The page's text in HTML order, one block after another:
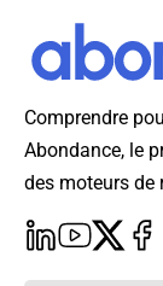
Comprendre
Abondance, le
des moteurs de